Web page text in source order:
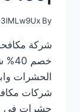
By
الحشرات
شركات
حشرات في